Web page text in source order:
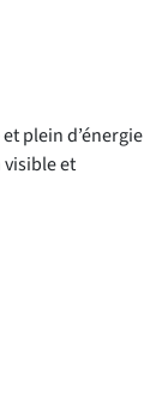
plein d’énergie
et